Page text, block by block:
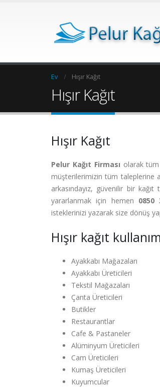
Ev Hışır Kağıt
Hışır Kağıt
Hışır Kağıt
Pelur Kağıt Firması olarak tüm
müşterilerimizin tüm taleplerine
arkasındayız, güvenilir bir
yararlanmak için hemen 0850
isteklerinizi yazarak size dönüş
Hışır kağıt
Ayakkabı Mağazaları
Ayakkabı Üreticileri
Tekstil Mağazaları
Çanta Üreticileri
Butikler
Restaurantlar
Cafe & Pastaneler
Alüminyum Üreticileri
Cam Üreticileri
Kumaş Üreticileri
Kuyumcular